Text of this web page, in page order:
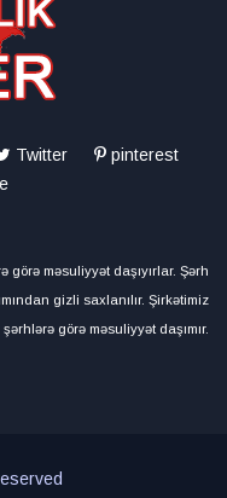
Twitter
pinterest
görə məsuliyyət daşıyırlar. Şərh
gizli saxlanılır. Şirkətimiz
şərhlərə görə məsuliyyət daşımır.